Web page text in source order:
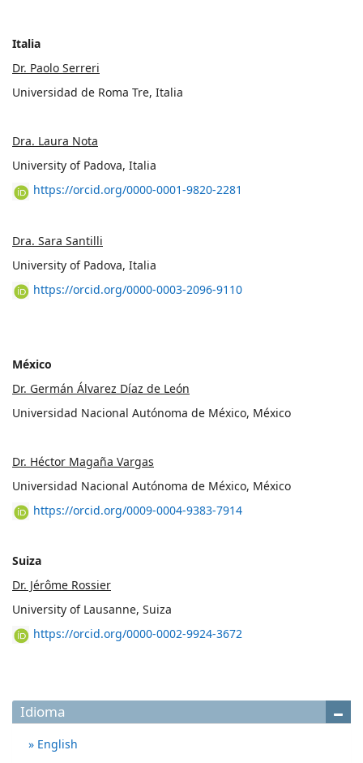
Italia
Dr. Paolo Serreri
Universidad de Roma Tre, Italia
Dra. Laura Nota
University of Padova, Italia
https://orcid.org/0000-0001-9820-2281
Dra. Sara Santilli
University of Padova, Italia
https://orcid.org/0000-0003-2096-9110
México
Dr. Germán Álvarez Díaz de León
Universidad Nacional Autónoma de México, México
Dr. Héctor Magaña Vargas
Universidad Nacional Autónoma de México, México
https://orcid.org/0009-0004-9383-7914
Suiza
Dr. Jérôme Rossier
University of Lausanne, Suiza
https://orcid.org/0000-0002-9924-3672
Idioma
English